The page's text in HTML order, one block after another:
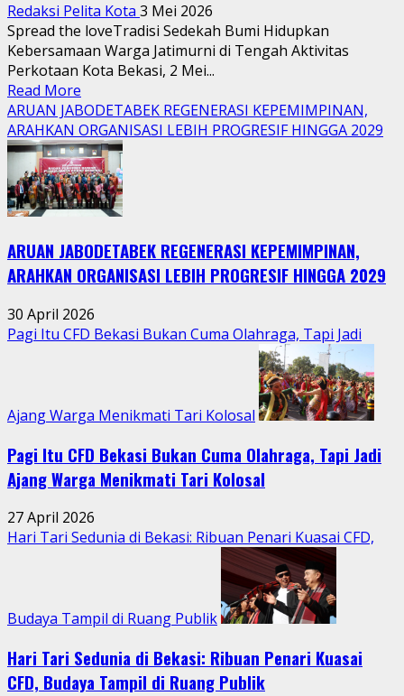
Redaksi Pelita Kota 3 Mei 2026
Spread the loveTradisi Sedekah Bumi Hidupkan
Kebersamaan Warga Jatimurni di Tengah Aktivitas
Perkotaan Kota Bekasi, 2 Mei...
Read More
more
about
Tradisi
Sedekah
Bumi
Hidupkan
Warga
Jatimurni
di
Tengah
Aktivitas
Perkotaan
ARUAN JABODETABEK REGENERASI KEPEMIMPINAN,
ARAHKAN ORGANISASI LEBIH PROGRESIF HINGGA 2029
ARUAN JABODETABEK REGENERASI KEPEMIMPINAN,
ARAHKAN ORGANISASI LEBIH PROGRESIF HINGGA 2029
30 April 2026
Pagi Itu CFD Bekasi Bukan Cuma Olahraga, Tapi Jadi
Ajang Warga Menikmati Tari Kolosal
Pagi Itu CFD Bekasi Bukan Cuma Olahraga, Tapi Jadi
Ajang Warga Menikmati Tari Kolosal
27 April 2026
Hari Tari Sedunia di Bekasi: Ribuan Penari Kuasai CFD,
Budaya Tampil di Ruang Publik
Hari Tari Sedunia di Bekasi: Ribuan Penari Kuasai
CFD, Budaya Tampil di Ruang Publik